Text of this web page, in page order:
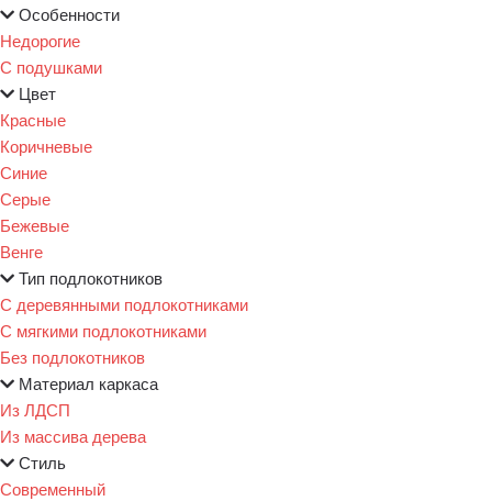
Особенности
Недорогие
С подушками
Цвет
Красные
Коричневые
Синие
Серые
Бежевые
Венге
Тип подлокотников
С деревянными подлокотниками
С мягкими подлокотниками
Без подлокотников
Материал каркаса
Из ЛДСП
Из массива дерева
Стиль
Современный